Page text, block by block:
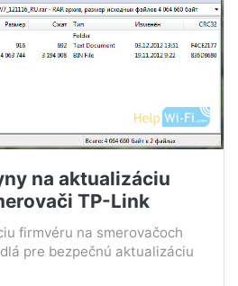
na aktualizáciu
TP-Link
firmvéru na smerovačoch
pre bezpečnú aktualizáciu